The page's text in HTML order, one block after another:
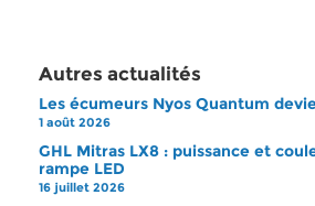
Autres actualités
Les écumeurs Nyos Quantum
1 août 2026
GHL Mitras LX8 : puissance et
rampe LED
16 juillet 2026